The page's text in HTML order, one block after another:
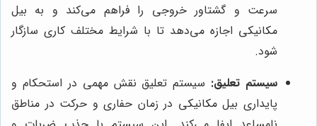
سرعت و گشتاور خروجی را فراهم می‌کند و به بیل
مکانیکی اجازه می‌دهد تا با شرایط مختلف کاری سازگار
شود.
سیستم تعلیق: سیستم تعلیق نقش مهمی در استحکام و
پایداری بیل مکانیکی در زمان حفاری و حرکت در مناطق